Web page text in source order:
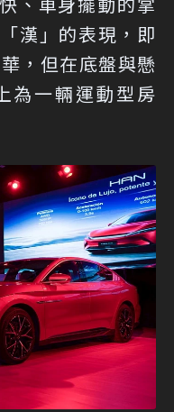
漢」的表現，即
，但在底盤與懸
為一輛運動型房